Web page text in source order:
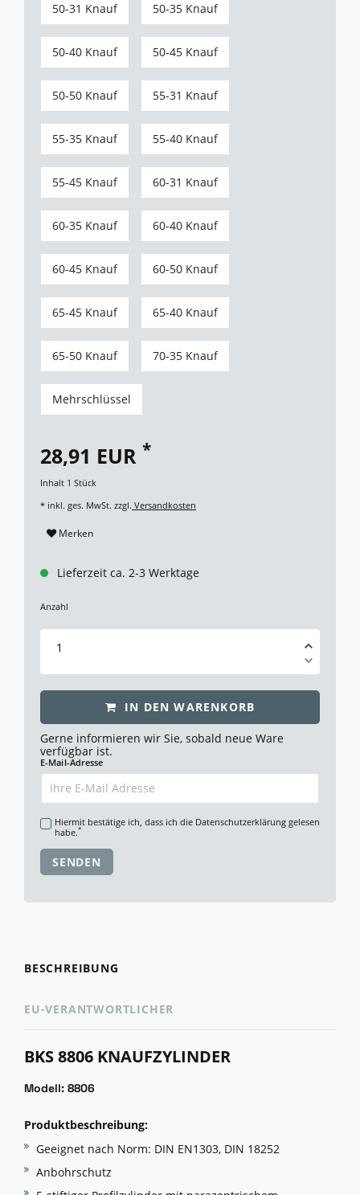
50-31 Knauf 50-35 Knauf
50-40 Knauf 50-45 Knauf
50-50 Knauf 55-31 Knauf
55-35 Knauf 55-40 Knauf
55-45 Knauf 60-31 Knauf
60-35 Knauf 60-40 Knauf
60-45 Knauf 60-50 Knauf
65-45 Knauf 65-40 Knauf
65-50 Knauf 70-35 Knauf
Mehrschlüssel
28,91 EUR *
Inhalt 1 Stück
* inkl. ges. MwSt. zzgl. Versandkosten
Merken
Lieferzeit ca. 2-3 Werktage
Anzahl
IN DEN WARENKORB
Gerne informieren wir Sie, sobald neue Ware
verfügbar ist.
E-Mail-Adresse
Hiermit bestätige ich, dass ich die Daten­schutz­erklärunggelesen
habe.*
SENDEN
BESCHREIBUNG
EU-VERANTWORTLICHER
BKS 8806 KNAUFZYLINDER
Modell: 8806
Produktbeschreibung:
Geeignet nach Norm: DIN EN1303, DIN 18252
Anbohrschutz